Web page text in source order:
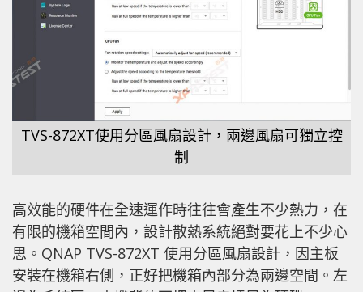
TVS-872XT使用分區風扇設計，兩邊風扇可獨立控
制
高效能的硬件在全速運作時往往會產生不少熱力，在
有限的機箱空間內，設計散熱系統絕對要花上不少心
思。QNAP TVS-872XT 使用分區風扇設計，因主板
安裝在機箱右側，正好把機箱內部分為兩邊空間。左